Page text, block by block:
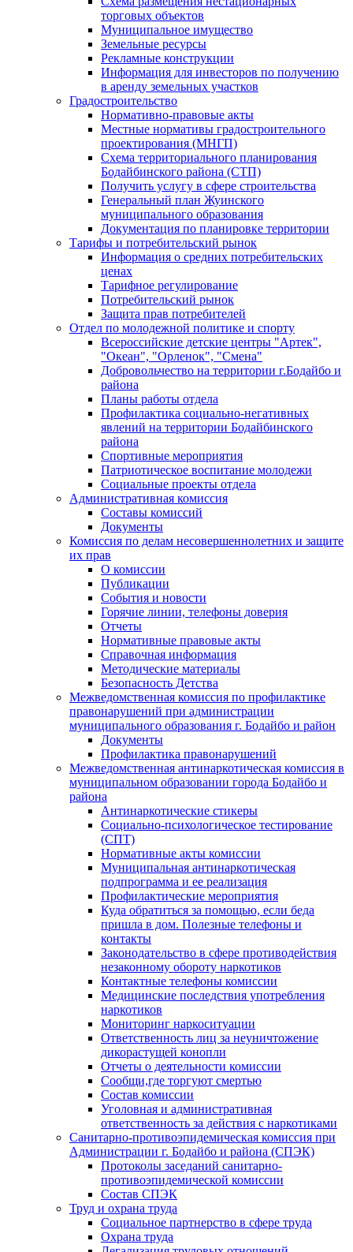
торговых объектов
Муниципальное имущество
Земельные ресурсы
Рекламные конструкции
Информация для инвесторов по получению
в аренду земельных участков
Градостроительство
Нормативно-правовые акты
Местные нормативы градостроительного
проектирования (МНГП)
Схема территориального планирования
Бодайбинского района (СТП)
Получить услугу в сфере строительства
Генеральный план Жуинского
муниципального образования
Документация по планировке территории
Тарифы и потребительский рынок
Информация о средних потребительских
ценах
Тарифное регулирование
Потребительский рынок
Защита прав потребителей
Отдел по молодежной политике и спорту
Всероссийские детские центры "Артек",
"Океан", "Орленок", "Смена"
Добровольчество на территории г.Бодайбо и
района
Планы работы отдела
Профилактика социально-негативных
явлений на территории Бодайбинского
района
Спортивные мероприятия
Патриотическое воспитание молодежи
Социальные проекты отдела
Административная комиссия
Составы комиссий
Документы
Комиссия по делам несовершеннолетних и защите
их прав
О комиссии
Публикации
События и новости
Горячие линии, телефоны доверия
Отчеты
Нормативные правовые акты
Справочная информация
Методические материалы
Безопасность Детства
Межведомственная комиссия по профилактике
правонарушений при администрации
муниципального образования г. Бодайбо и район
Документы
Профилактика правонарушений
Межведомственная антинаркотическая комиссия в
муниципальном образовании города Бодайбо и
района
Антинаркотические стикеры
Социально-психологическое тестирование
(СПТ)
Нормативные акты комиссии
Муниципальная антинаркотическая
подпрограмма и ее реализация
Профилактические мероприятия
Куда обратиться за помощью, если беда
пришла в дом. Полезные телефоны и
контакты
Законодательство в сфере противодействия
незаконному обороту наркотиков
Контактные телефоны комиссии
Медицинские последствия употребления
наркотиков
Мониторинг наркоситуации
Ответственность лиц за неуничтожение
дикорастущей конопли
Отчеты о деятельности комиссии
Сообщи,где торгуют смертью
Состав комиссии
Уголовная и административная
ответственность за действия с наркотиками
Санитарно-противоэпидемическая комиссия при
Администрации г. Бодайбо и района (СПЭК)
Протоколы заседаний санитарно-
противоэпидемической комиссии
Состав СПЭК
Труд и охрана труда
Социальное партнерство в сфере труда
Охрана труда